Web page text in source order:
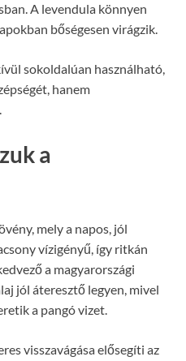
A levendula könnyen
bőségesen virágzik.
sokoldalúan használható,
hanem
a
mely a napos, jól
vízigényű, így ritkán
a magyarországi
jól áteresztő legyen, mivel
a pangó vizet.
visszavágása elősegíti az